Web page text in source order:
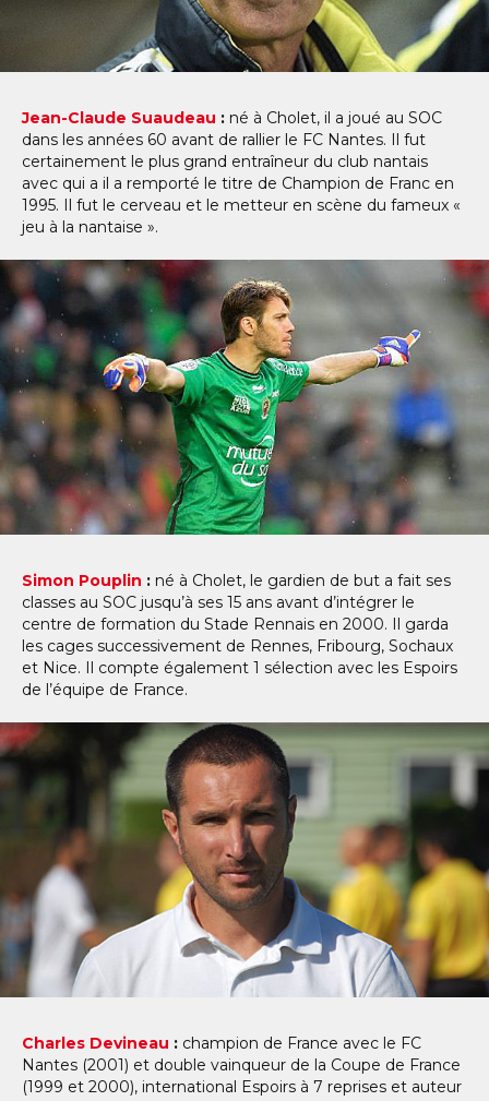
Jean-Claude Suaudeau : né à Cholet, il a joué au SOC
dans les années 60 avant de rallier le FC Nantes. Il fut
certainement le plus grand entraîneur du club nantais
avec qui a il a remporté le titre de Champion de Franc en
1995. Il fut le cerveau et le metteur en scène du fameux «
jeu à la nantaise ».
Simon Pouplin : né à Cholet, le gardien de but a fait ses
classes au SOC jusqu’à ses 15 ans avant d’intégrer le
centre de formation du Stade Rennais en 2000. Il garda
les cages successivement de Rennes, Fribourg, Sochaux
et Nice. Il compte également 1 sélection avec les Espoirs
de l’équipe de France.
Charles Devineau : champion de France avec le FC
Nantes (2001) et double vainqueur de la Coupe de France
(1999 et 2000), international Espoirs à 7 reprises et auteur